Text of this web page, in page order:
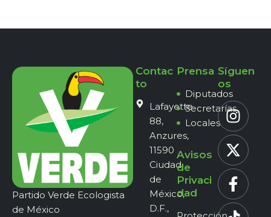
Partido Verde Ecologista
de México
Contac
to
Lafayette
88,
Anzures,
11590
Ciudad
de
México,
D.F.,
Prensa
Diputados
Secretarías
Locales
Avisos
de
Privaci
dad
Síguen
os